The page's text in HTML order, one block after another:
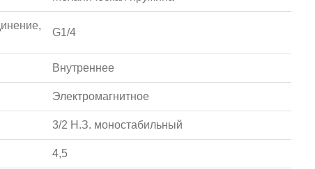
G1/4
Внутреннее
Электромагнитное
3/2 Н.З. моностабильный
4,5